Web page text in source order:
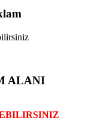
ALANI